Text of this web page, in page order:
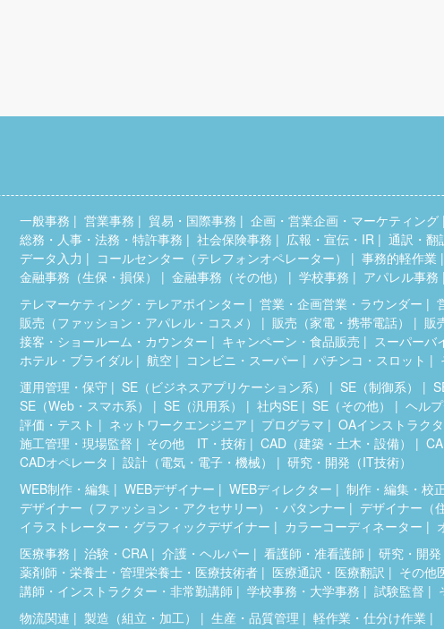
一般事務 営業事務 貿易・国際事務
企画・営業企画・マーケティング
総務・人事・法務・特許事務
社会保険事務 広報・宣伝・IR
通訳・翻
データ入力
コールセンター（テレフォンオペレーター）
事務的軽作業
金融事務（生保・損保）
金融事務（その他） 学校事務 アパレル事務
テレマーケティング・テレアポインター 営業・企画営業・ラウンダー
販売（ファッション・アパレル・コスメ）
販売（家電・携帯電話）
販
接客・ショールーム・カウンター
キャンペーン・食品販売
スーパーバ
ホテル・ブライダル
航空 コンビニ・スーパー パチンコ・スロット
運用管理・保守 SE（ビジネスアプリケーション系） SE（制御系）
SE（Web・スマホ系）
SE（汎用系） 社内SE SE（その他）
ヘル
評価・テスト
ネットワークエンジニア プログラマ
OAインストラク
施工管理・現場監督
その他 IT・技術 CAD（建築・土木・設備）
CADオペレータ
設計（電気・電子・機械） 研究・開発（IT技術）
WEB制作・編集 WEBデザイナー WEBディレクター
制作・編集・校
デザイナー（ファッション・アクセサリー）・パタンナー
デザイナー（
イラストレーター・グラフィックデザイナー
カラーコーディネーター
医療事務 治験・CRA 介護・ヘルパー 看護師・准看護師
研究・開
薬剤師・栄養士・管理栄養士・医療技術者
医療通訳・医療翻訳
その他
講師・インストラクター・非常勤講師
学校事務・大学事務 試験監督
物流関連 製造（組立・加工） 生産・品質管理 軽作業・仕分け作業